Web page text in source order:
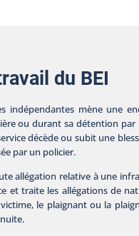
du BEI
indépendantes mène une
ou durant sa détention
décède ou subit une
par un policier.
allégation relative à une
et traite les allégations de
le plaignant ou la